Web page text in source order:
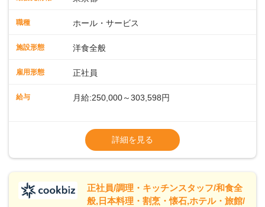
体を把握し、あなたの真心こもるおもてなしでゲストを笑顔
経験のある方はもちろん、ホテル経験がない方も歓迎。飲食
中です。◇◇クラシカルモダンなホテル◇◇新宿・東京駅ま
どのご利用が多数。18タイプのバンケットルームほか、朝食
烹みなと」などがあります。 ◆POINT◇◇ワークライフバラ
ンスがとりやすい♪育休産休、介護休暇などの制度も整ってお
スデー休暇や永年勤続休暇などの制度もあります。
職種 ホール・サービス
施設形態 洋食全般
雇用形態 正社員
給与 月給:250,000～303,598円
◎賞与／年2回（年2か月分支給）
※現在の給与・経験・スキルを考慮します
詳細を見る
正社員/調理・キッチンスタッフ/和食全
般,日本料理・割烹・懐石,ホテル・旅館/